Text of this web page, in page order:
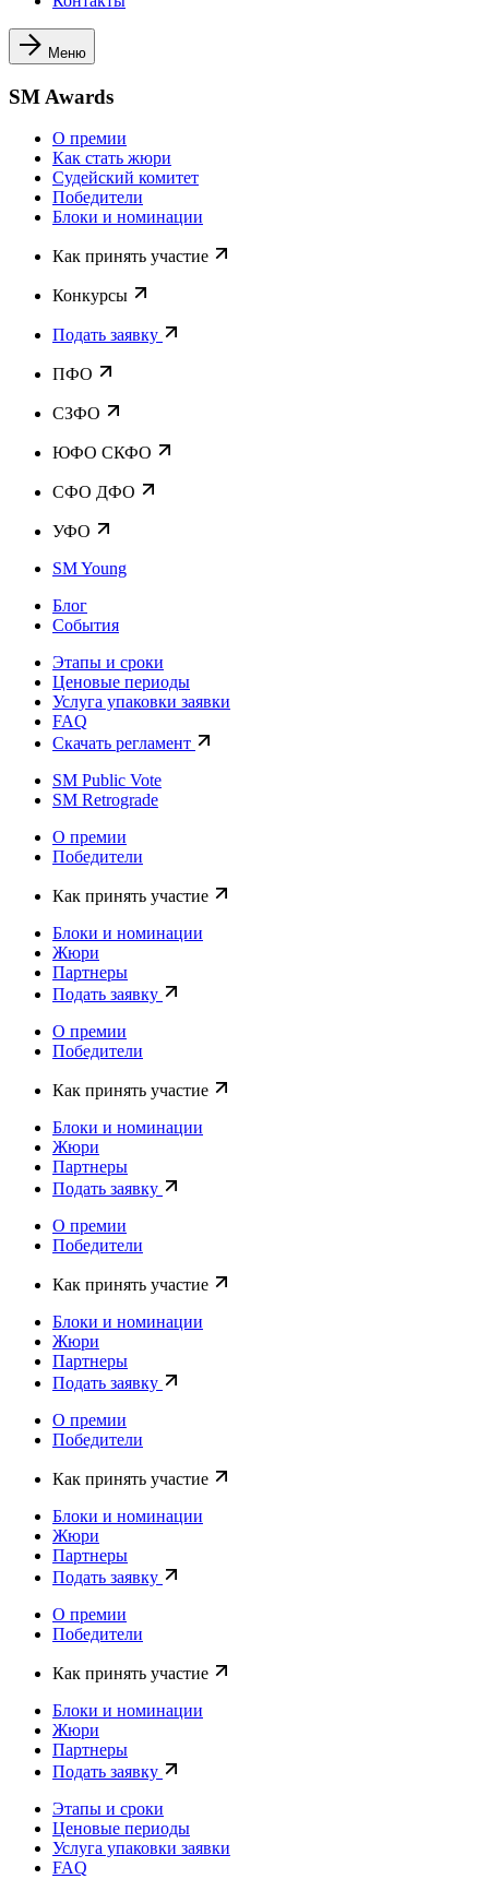
Меню
SM Awards
О премии
Как стать жюри
Судейский комитет
Победители
Блоки и номинации
Как принять участие
Конкурсы
Подать заявку
ПФО
СЗФО
ЮФО СКФО
CФО ДФО
УФО
SM Young
Блог
События
Этапы и сроки
Ценовые периоды
Услуга упаковки заявки
FAQ
Скачать регламент
SM Public Vote
SM Retrograde
О премии
Победители
Как принять участие
Блоки и номинации
Жюри
Партнеры
Подать заявку
О премии
Победители
Как принять участие
Блоки и номинации
Жюри
Партнеры
Подать заявку
О премии
Победители
Как принять участие
Блоки и номинации
Жюри
Партнеры
Подать заявку
О премии
Победители
Как принять участие
Блоки и номинации
Жюри
Партнеры
Подать заявку
О премии
Победители
Как принять участие
Блоки и номинации
Жюри
Партнеры
Подать заявку
Этапы и сроки
Ценовые периоды
Услуга упаковки заявки
FAQ